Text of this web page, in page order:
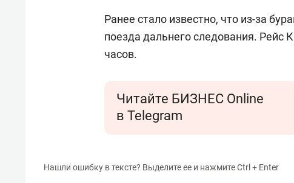
Ранее стало известно, что из-за
поезда дальнего следования.
часов.
Читайте БИЗНЕС Online
в Telegram
Нашли ошибку в тексте? Выделите ее и нажмите Ctrl + Enter